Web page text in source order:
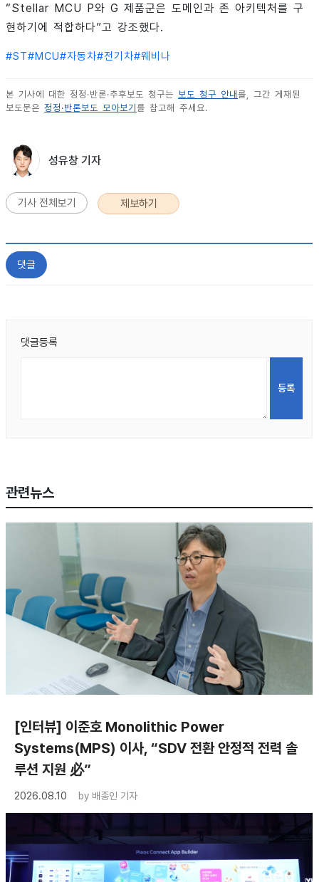
“Stellar MCU P와 G 제품군은 도메인과 존 아키텍처를 구
현하기에 적합하다”고 강조했다.
#ST#MCU#자동차#전기차#웨비나
본 기사에 대한 정정·반론·추후보도 청구는 보도 청구 안내 를, 그간 게재된
보도문은 정정·반론보도 모아보기 를 참고해 주세요.
성유창 기자
기사 전체보기 제보하기
댓글
댓글등록
관련뉴스
[인터뷰] 이준호 Monolithic Power
Systems(MPS) 이사, “SDV 전환 안정적 전력 솔
루션 지원 必”
2026.08.10 by 배종인 기자